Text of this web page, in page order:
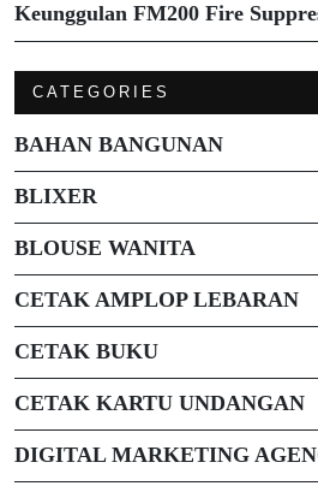
Keunggulan FM200 Fire
CATEGORIES
BAHAN BANGUNAN
BLIXER
BLOUSE WANITA
CETAK AMPLOP LEBARAN
CETAK BUKU
CETAK KARTU UNDANGAN
DIGITAL MARKETING